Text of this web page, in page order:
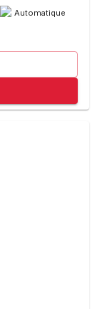
Automatique